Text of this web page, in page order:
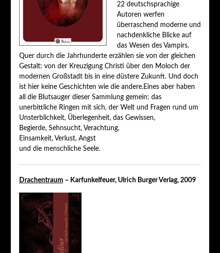
22 deutschsprachige
Autoren werfen
überraschend moderne und
nachdenkliche Blicke auf
das Wesen des Vampirs.
Quer durch die Jahrhunderte erzählen sie von der gleichen
Gestalt: von der Kreuzigung Christi über den Moloch der
modernen Großstadt bis in eine düstere Zukunft. Und doch
ist hier keine Geschichten wie die andere.Eines aber haben
all die Blutsauger dieser Sammlung gemein: das
unerbittliche Ringen mit sich, der Welt und Fragen rund um
Unsterblichkeit, Überlegenheit, das Gewissen,
Begierde, Sehnsucht, Verachtung,
Einsamkeit, Verlust, Angst
und die menschliche Seele.
Drachentraum – Karfunkelfeuer, Ulrich Burger Verlag, 2009